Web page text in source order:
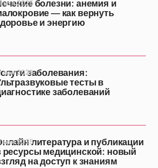
болезни: анемия и
— как вернуть
и энергию
ноя 2025
заболевания:
тесты в
заболеваний
ноя 2025
литература и публикации
ресурсы медицинской: новый
на доступ к знаниям
ноя 2025